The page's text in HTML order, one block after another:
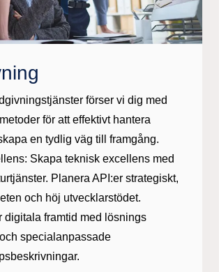
förser vi dig med
för att effektivt hantera
en tydlig väg till framgång.
Skapa teknisk excellens med
Planera API:er strategiskt,
och höj utvecklarstödet.
digitala framtid med lösnings
specialanpassade